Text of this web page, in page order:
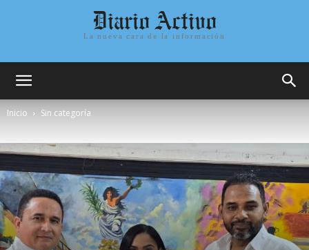
Diario Activo
La nueva cara de la información
Inicio Sin categoría